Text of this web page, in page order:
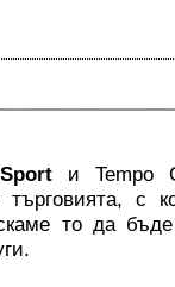
и Tempo
търговията, с
то да бъде